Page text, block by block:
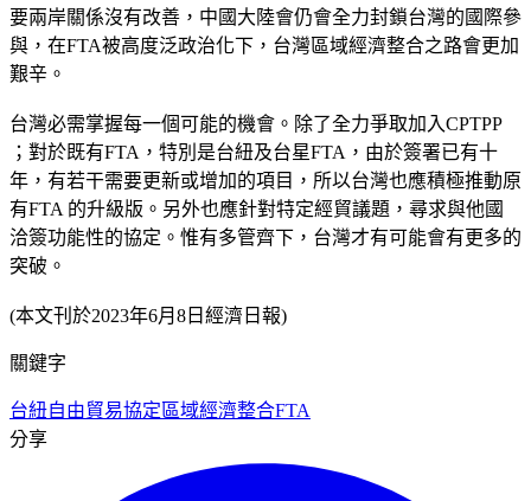
要兩岸關係沒有改善，中國大陸會仍會全力封鎖台灣的國際參
與，在FTA被高度泛政治化下，台灣區域經濟整合之路會更加
艱辛。
台灣必需掌握每一個可能的機會。除了全力爭取加入CPTPP
；對於既有FTA，特別是台紐及台星FTA，由於簽署已有十
年，有若干需要更新或增加的項目，所以台灣也應積極推動原
有FTA 的升級版。另外也應針對特定經貿議題，尋求與他國
洽簽功能性的協定。惟有多管齊下，台灣才有可能會有更多的
突破。
(本文刊於2023年6月8日經濟日報)
關鍵字
台紐自由貿易協定區域經濟整合FTA
分享